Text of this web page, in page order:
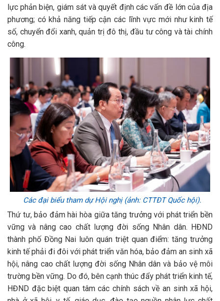
lực phản biện, giám sát và quyết định các vấn đề lớn của địa
phương; có khả năng tiếp cận các lĩnh vực mới như kinh tế
số, chuyển đổi xanh, quản trị đô thị, đầu tư công và tài chính
công.
Các đại biểu tham dự Hội nghị (ảnh: CTTĐT Quốc hội).
Thứ tư, bảo đảm hài hòa giữa tăng trưởng với phát triển bền
vững và nâng cao chất lượng đời sống Nhân dân. HĐND
thành phố Đồng Nai luôn quán triệt quan điểm: tăng trưởng
kinh tế phải đi đôi với phát triển văn hóa, bảo đảm an sinh xã
hội, nâng cao chất lượng đời sống Nhân dân và bảo vệ môi
trường bền vững. Do đó, bên cạnh thúc đẩy phát triển kinh tế,
HĐND đặc biệt quan tâm các chính sách về an sinh xã hội,